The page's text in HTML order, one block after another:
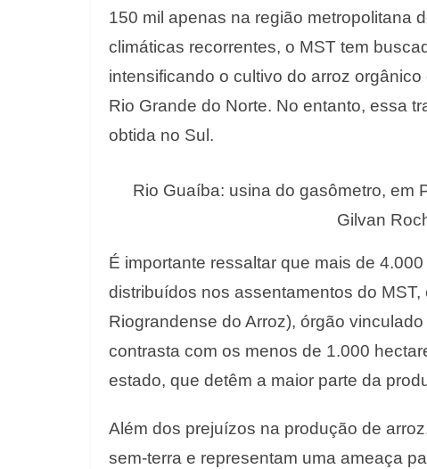
150 mil apenas na região metropolitana
climáticas recorrentes, o MST tem
intensificando o cultivo do arroz
Rio Grande do Norte. No entanto, essa
obtida no Sul.
Rio Guaíba: usina do gasômetro, em
Gilvan
É importante ressaltar que mais de
distribuídos nos assentamentos do
Riograndense do Arroz), órgão
contrasta com os menos de 1.000
estado, que detêm a maior parte da
Além dos prejuízos na produção de
sem-terra e representam uma ameaça